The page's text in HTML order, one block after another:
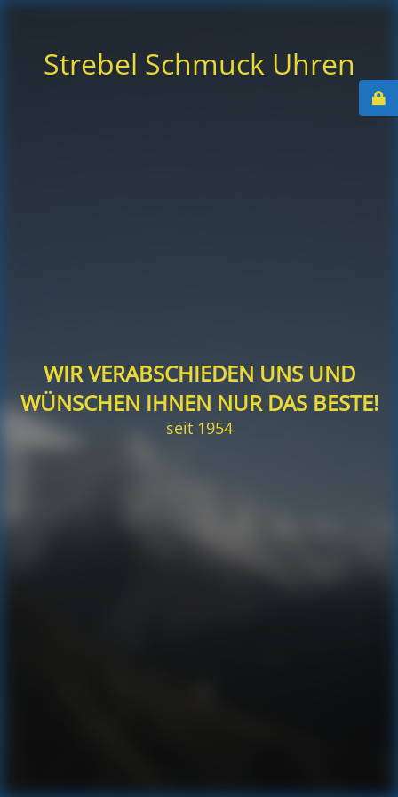
Strebel Schmuck Uhren
WIR VERABSCHIEDEN UNS UND
WÜNSCHEN IHNEN NUR DAS BESTE!
seit 1954